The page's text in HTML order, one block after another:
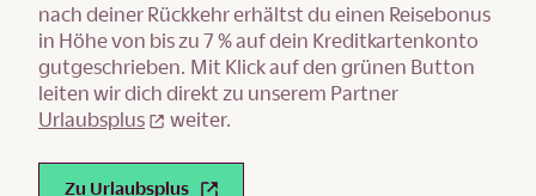
nach deiner Rückkehr erhältst du einen Reisebonus
in Höhe von bis zu 7 % auf dein Kreditkartenkonto
gutgeschrieben. Mit Klick auf den grünen Button
leiten wir dich direkt zu unserem Partner
Urlaubsplus
weiter.
Zu Urlaubsplus